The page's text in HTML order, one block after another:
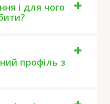
і для чого
профіль з